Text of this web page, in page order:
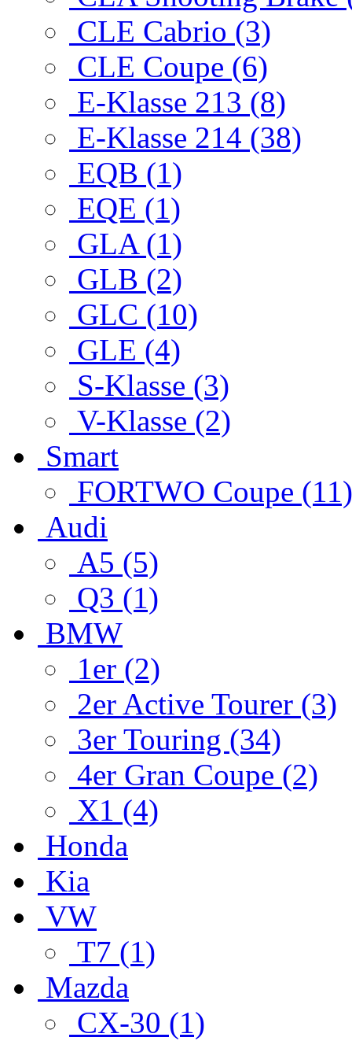
CLE Cabrio (3)
CLE Coupe (6)
E-Klasse 213 (8)
E-Klasse 214 (38)
EQB (1)
EQE (1)
GLA (1)
GLB (2)
GLC (10)
GLE (4)
S-Klasse (3)
V-Klasse (2)
Smart
FORTWO Coupe (11)
Audi
A5 (5)
Q3 (1)
BMW
1er (2)
2er Active Tourer (3)
3er Touring (34)
4er Gran Coupe (2)
X1 (4)
Honda
Kia
VW
T7 (1)
Mazda
CX-30 (1)